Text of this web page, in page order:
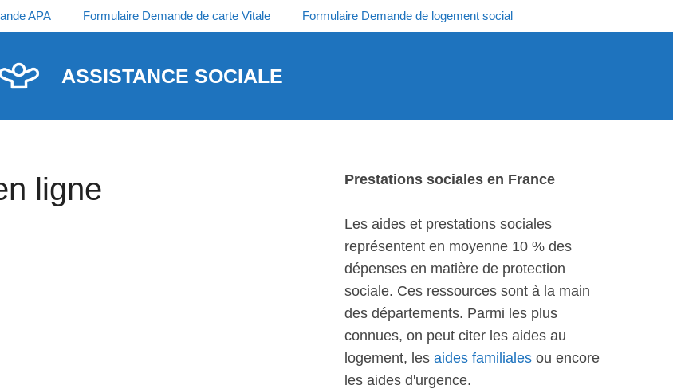
APA Formulaire Demande de carte Vitale Formulaire Demande de logement social
ASSISTANCE SOCIALE
ligne Prestations sociales en France
Les aides et prestations sociales
représentent en moyenne 10 % des
dépenses en matière de protection
sociale. Ces ressources sont à la main
des départements. Parmi les plus
connues, on peut citer les aides au
logement, les aides familiales ou encore
les aides d'urgence.